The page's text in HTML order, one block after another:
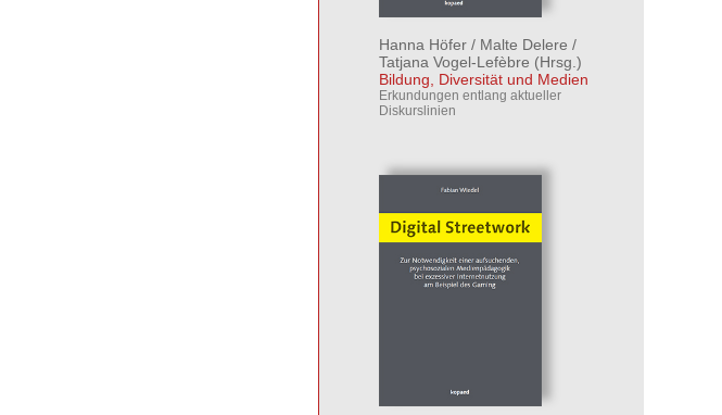
Hanna Höfer / Malte Delere /
Tatjana Vogel-Lefèbre (Hrsg.)
Bildung, Diversität und Medien
Erkundungen entlang aktueller
Diskurslinien